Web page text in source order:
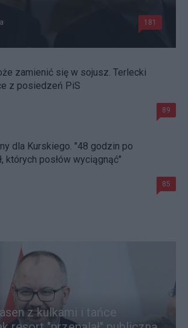
181
zamienić się w sojusz. Terlecki
z posiedzeń PiS
89
dla Kurskiego. "48 godzin po
których posłów wyciągnąć"
85
z kulkami i tańce